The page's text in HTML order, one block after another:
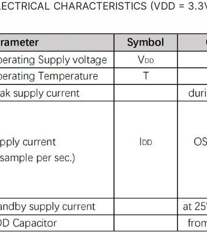
CHARACTERISTICS (VDD =